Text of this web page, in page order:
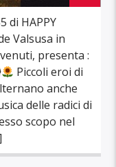
di HAPPY
Valsusa in
presenta :
Piccoli eroi di
anche
delle radici di
scopo nel